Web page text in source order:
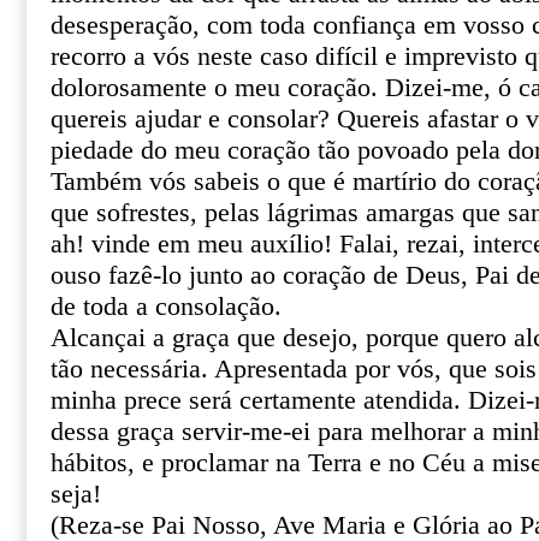
desesperação, com toda confiança em vosso
recorro a vós neste caso difícil e imprevisto
dolorosamente o meu coração. Dizei-me, ó
quereis ajudar e consolar? Quereis afastar o
piedade do meu coração tão povoado pela
Também vós sabeis o que é martírio do
que sofrestes, pelas lágrimas amargas que
ah! vinde em meu auxílio! Falai, rezai,
ouso fazê-lo junto ao coração de Deus, Pai
de toda a consolação.
Alcançai a graça que desejo, porque quero
tão necessária. Apresentada por vós, que
minha prece será certamente atendida.
dessa graça servir-me-ei para melhorar a
hábitos, e proclamar na Terra e no Céu a
seja!
(Reza-se Pai Nosso, Ave Maria e Glória ao